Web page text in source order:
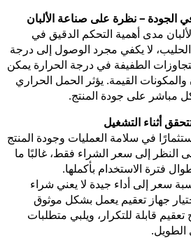
الجودة – نظرة على صناعة الألبان
مدى أهمية التحكم الدقيق في
لا يكفي مجرد الوصول إلى درجة
الطفيفة في درجة الحرارة يمكن
القيمة. يؤثر الحمل الحراري
مباشر على جودة المنتج.
أثناء التشغيل
في سلامة العمليات وجودة المنتج
النظر إلى سعر الشراء فقط، غالبًا ما
فترة الاستخدام بأكملها.
سعر إلى أداء جيدة لا يعني شراء
جهاز تعقيم يعمل بشكل موثوق
قابلة للتكرار، ويلبي متطلبات
الطويل.